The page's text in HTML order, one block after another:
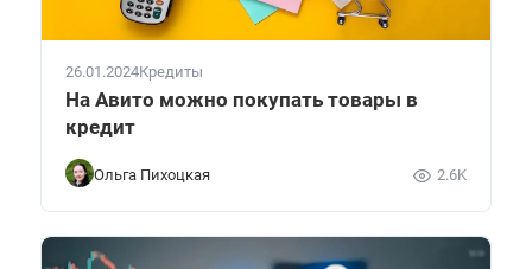
26.01.2024Кредиты
На Авито можно покупать товары в
кредит
Ольга Пихоцкая 2.6K